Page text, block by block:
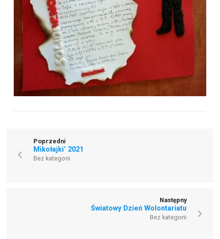
Poprzedni
Mikołajki’ 2021
Bez kategorii
Następny
Światowy Dzień Wolontariatu
Bez kategorii